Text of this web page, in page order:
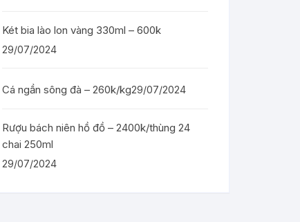
Két bia lào lon vàng 330ml – 600k
29/07/2024
Cá ngần sông đà – 260k/kg29/07/2024
Rượu bách niên hồ đồ – 2400k/thùng 24
chai 250ml
29/07/2024